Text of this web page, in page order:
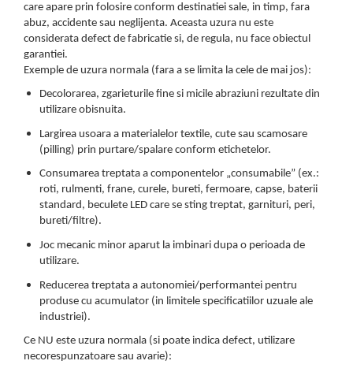
care apare prin folosire conform destinatiei sale, in timp, fara
abuz, accidente sau neglijenta. Aceasta uzura nu este
considerata defect de fabricatie si, de regula, nu face obiectul
garantiei.
Exemple de uzura normala (fara a se limita la cele de mai jos):
Decolorarea, zgarieturile fine si micile abraziuni rezultate din
utilizare obisnuita.
Largirea usoara a materialelor textile, cute sau scamosare
(pilling) prin purtare/spalare conform etichetelor.
Consumarea treptata a componentelor „consumabile” (ex.:
roti, rulmenti, frane, curele, bureti, fermoare, capse, baterii
standard, beculete LED care se sting treptat, garnituri, peri,
bureti/filtre).
Joc mecanic minor aparut la imbinari dupa o perioada de
utilizare.
Reducerea treptata a autonomiei/performantei pentru
produse cu acumulator (in limitele specificatiilor uzuale ale
industriei).
Ce NU este uzura normala (si poate indica defect, utilizare
necorespunzatoare sau avarie):